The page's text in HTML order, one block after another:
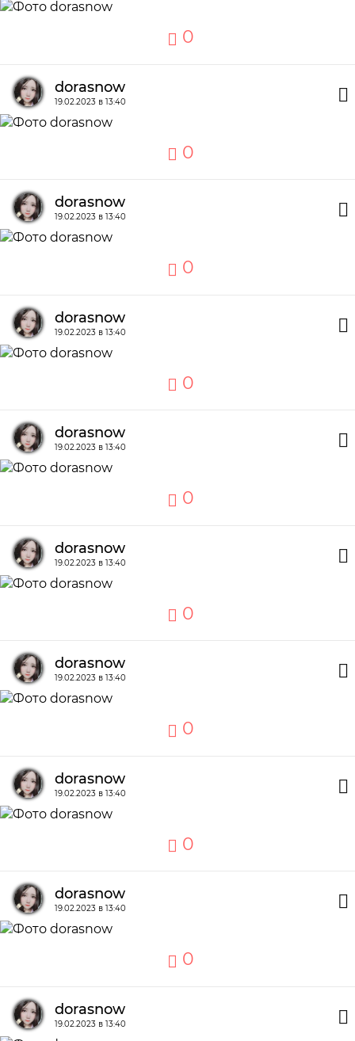
0
dorasnow
19.02.2023 в 13:40
0
dorasnow
19.02.2023 в 13:40
0
dorasnow
19.02.2023 в 13:40
0
dorasnow
19.02.2023 в 13:40
0
dorasnow
19.02.2023 в 13:40
0
dorasnow
19.02.2023 в 13:40
0
dorasnow
19.02.2023 в 13:40
0
dorasnow
19.02.2023 в 13:40
0
dorasnow
19.02.2023 в 13:40